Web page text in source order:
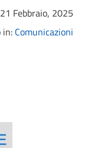
21 Febbraio, 2025
in: Comunicazioni